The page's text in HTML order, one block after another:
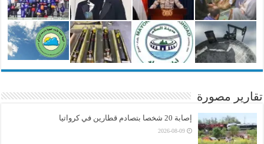
تقارير مصورة
إصابة 20 شخصا بتصادم قطارين في كرواتيا
2026-08-09